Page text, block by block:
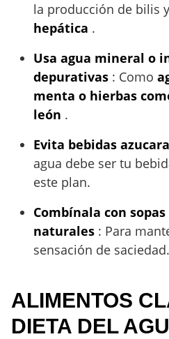
la producción de bilis
hepática .
Usa agua mineral o
depurativas : Como
menta o hierbas
león .
Evita bebidas
agua debe ser tu
este plan.
Combínala con
naturales : Para
sensación de saciedad.
ALIMENTOS
DIETA DEL